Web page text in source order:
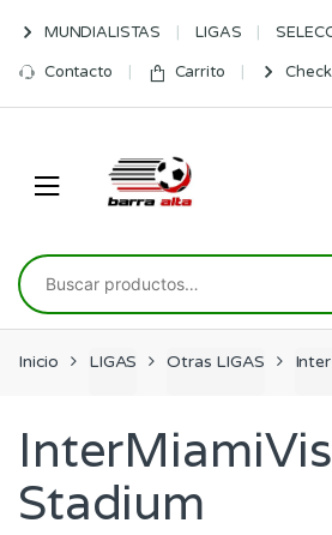
navigation
content
MUNDIALISTAS LIGAS
Contacto Carrito
Buscar
por:
Inicio LIGAS Otras LIGAS
Stadium